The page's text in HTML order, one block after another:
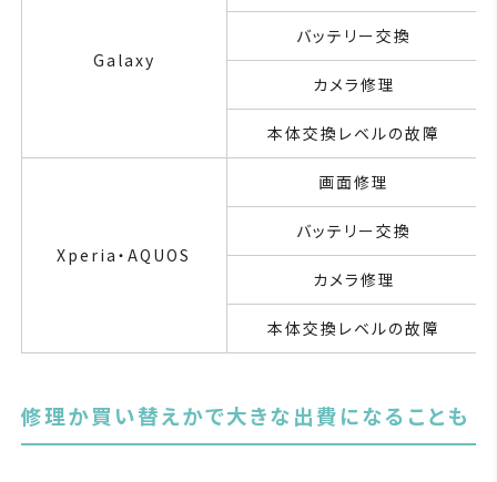
Galaxy
バッテリー交換
カメラ修理
本体交換レベルの故障
Xperia・AQUOS
画面修理
バッテリー交換
カメラ修理
本体交換レベルの故障
修理か買い替えかで大きな出費になることも